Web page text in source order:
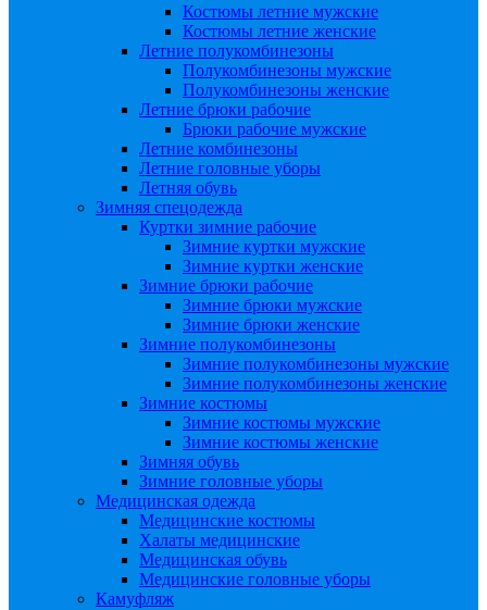
Костюмы летние мужские
Костюмы летние женские
Летние полукомбинезоны
Полукомбинезоны мужские
Полукомбинезоны женские
Летние брюки рабочие
Брюки рабочие мужские
Летние комбинезоны
Летние головные уборы
Летняя обувь
Зимняя спецодежда
Куртки зимние рабочие
Зимние куртки мужские
Зимние куртки женские
Зимние брюки рабочие
Зимние брюки мужские
Зимние брюки женские
Зимние полукомбинезоны
Зимние полукомбинезоны мужские
Зимние полукомбинезоны женские
Зимние костюмы
Зимние костюмы мужские
Зимние костюмы женские
Зимняя обувь
Зимние головные уборы
Медицинская одежда
Медицинские костюмы
Халаты медицинские
Медицинская обувь
Медицинские головные уборы
Камуфляж